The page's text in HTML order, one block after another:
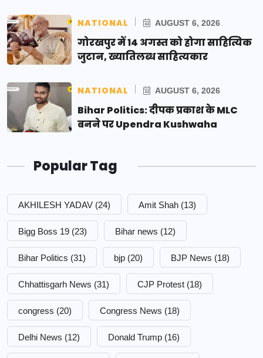
NATIONAL AUGUST 6, 2026
गोरखपुर में 14 अगस्त को होगा साहित्यिक
जुटान, ख्यातिलब्ध साहित्यकार
NATIONAL AUGUST 6, 2026
Bihar Politics: दीपक प्रकाश के MLC
बनने पर Upendra Kushwaha
Popular Tag
AKHILESH YADAV (24) Amit Shah (13)
Bigg Boss 19 (23) Bihar news (12)
Bihar Politics (31) bjp (20) BJP News (18)
Chhattisgarh News (31) CJP Protest (18)
congress (20) Congress News (18)
Delhi News (12) Donald Trump (16)